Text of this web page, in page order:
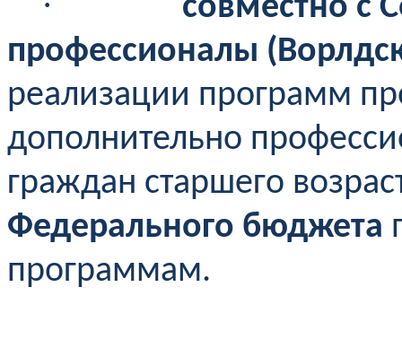
совместно
профессионалы
реализации программ
дополнительно
граждан старшего
Федерального бюджета
программам.